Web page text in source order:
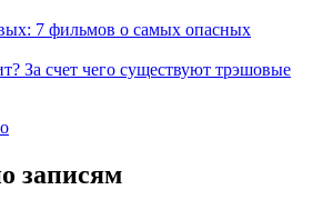
7 фильмов о самых опасных
За счет чего существуют трэшовые
записям